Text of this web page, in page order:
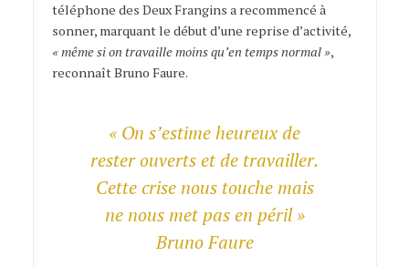
téléphone des Deux Frangins a recommencé à
sonner, marquant le début d’une reprise d’activité,
« même si on travaille moins qu’en temps normal »,
reconnaît Bruno Faure.
« On s’estime heureux de
rester ouverts et de travailler.
Cette crise nous touche mais
ne nous met pas en péril »
Bruno Faure